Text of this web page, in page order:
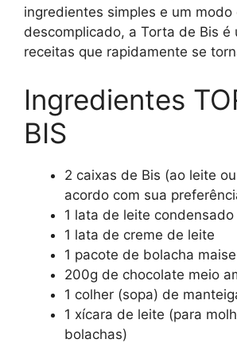
ingredientes simples e um modo
descomplicado, a Torta de Bis é
receitas que rapidamente se
Ingredientes
BIS
2 caixas de Bis (ao leite
acordo com sua
1 lata de leite condensado
1 lata de creme de leite
1 pacote de bolacha
200g de chocolate meio
1 colher (sopa) de
1 xícara de leite (para
bolachas)